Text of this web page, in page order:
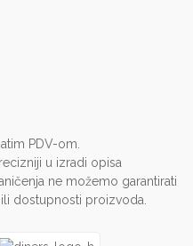
PDV-om.
u izradi opisa
ne možemo garantirati
dostupnosti proizvoda.